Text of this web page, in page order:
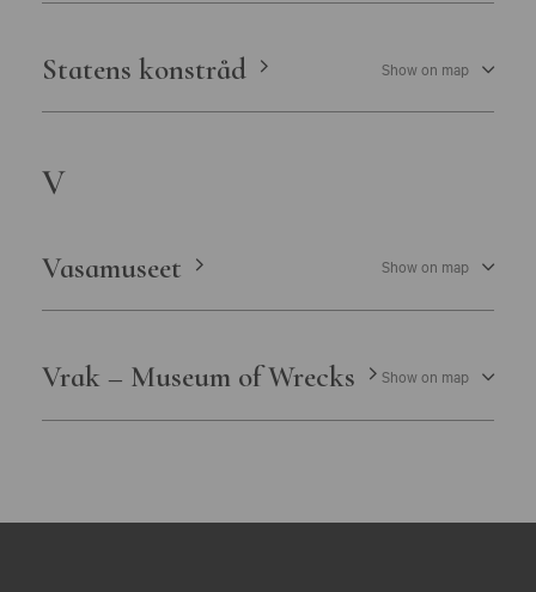
Statens konstråd Show on map
V
Vasamuseet Show on map
Vrak – Museum of Wrecks Show on map